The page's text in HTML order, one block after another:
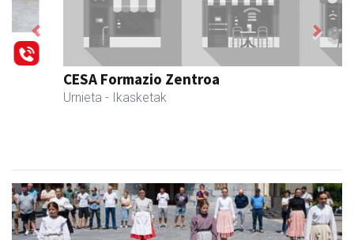
CESA Formazio Zentroa
- Ikasketak
Previous Next